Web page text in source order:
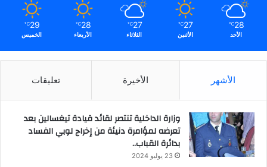
28
℃
الأحد
27
℃
الأثنين
27
℃
الثلاثاء
28
℃
الأربعاء
29
℃
الخميس
الأشهر الأخيرة تعليقات
وزارة الداخلية تنتصر لقائد قيادة تيغسالين بعد
تعرضه لمؤامرة دنيئة من إخراج لوبي الفساد
بدائرة القباب..
23 يوليو 2024